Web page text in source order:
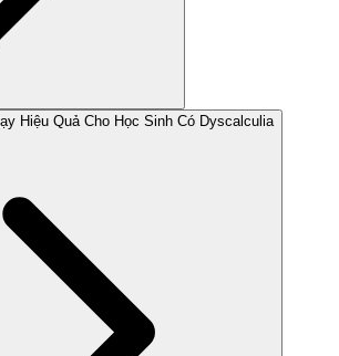
Hiệu Quả Cho Học Sinh Có Dyscalculia